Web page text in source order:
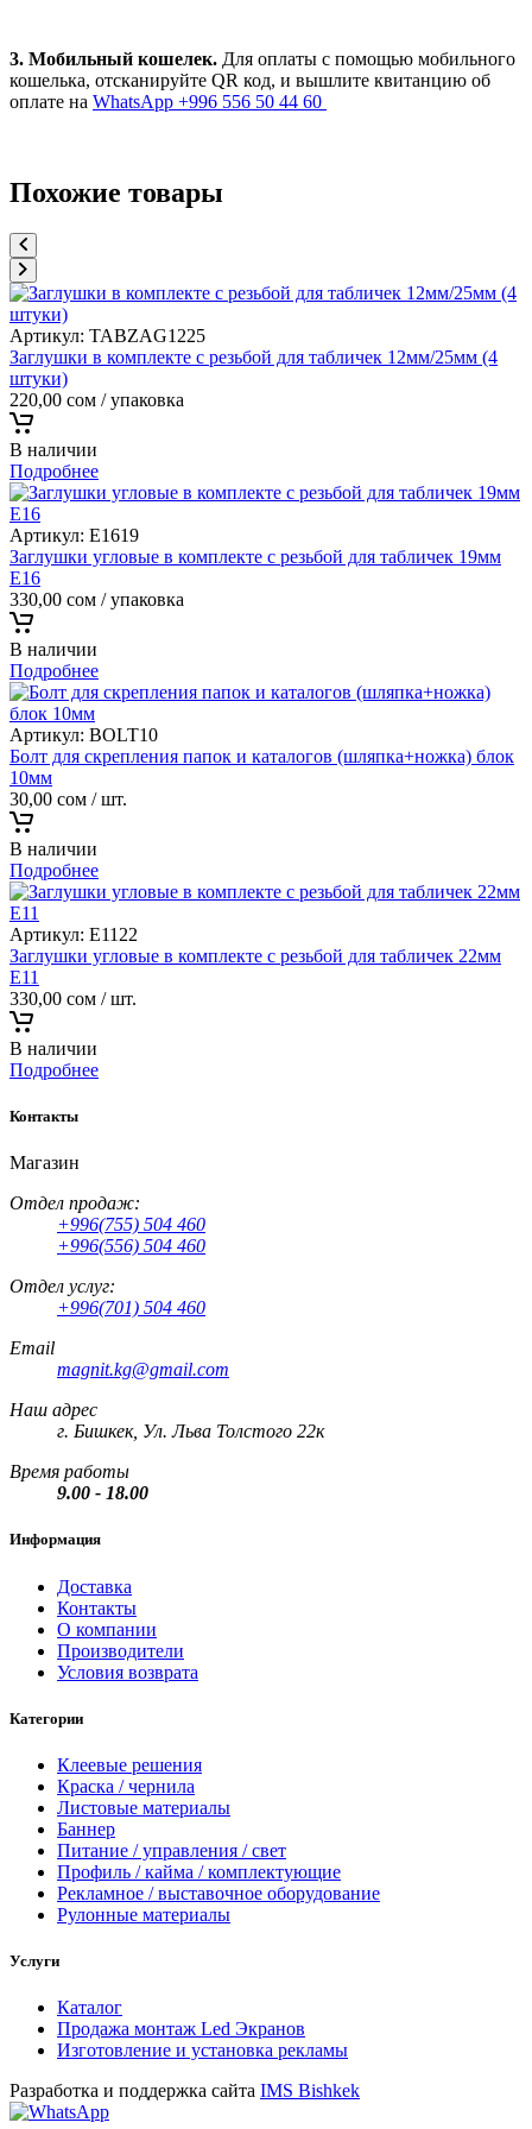
3. Мобильный кошелек. Для оплаты с помощью мобильного
кошелька, отсканируйте QR код, и вышлите квитанцию об
оплате на WhatsApp +996 556 50 44 60
Похожие товары
Артикул: TABZAG1225
Заглушки в комплекте с резьбой для табличек 12мм/25мм (4
штуки)
220,00 сом / упаковка
В наличии
Подробнее
Артикул: E1619
Заглушки угловые в комплекте с резьбой для табличек 19мм
Е16
330,00 сом / упаковка
В наличии
Подробнее
Артикул: BOLT10
Болт для скрепления папок и каталогов (шляпка+ножка) блок
10мм
30,00 сом / шт.
В наличии
Подробнее
Артикул: E1122
Заглушки угловые в комплекте с резьбой для табличек 22мм
Е11
330,00 сом / шт.
В наличии
Подробнее
Контакты
Магазин
Отдел продаж:
+996(755) 504 460
+996(556) 504 460
Отдел услуг:
+996(701) 504 460
Email
magnit.kg@gmail.com
Наш адрес
г. Бишкек, Ул. Льва Толстого 22к
Время работы
9.00 - 18.00
Информация
Доставка
Контакты
О компании
Производители
Условия возврата
Категории
Клеевые решения
Краска / чернила
Листовые материалы
Баннер
Питание / управления / свет
Профиль / кайма / комплектующие
Рекламное / выставочное оборудование
Рулонные материалы
Услуги
Каталог
Продажа монтаж Led Экранов
Изготовление и установка рекламы
Разработка и поддержка сайта IMS Bishkek